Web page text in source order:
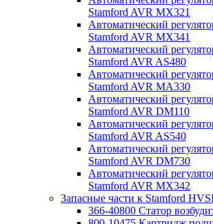
Stamford AVR MX321
Автоматический
Stamford AVR MX341
Автоматический
Stamford AVR AS480
Автоматический
Stamford AVR MA330
Автоматический
Stamford AVR DM110
Автоматический
Stamford AVR AS540
Автоматический
Stamford AVR DM730
Автоматический
Stamford AVR MX342
Запасные части к Stamford
366-40800 Статор